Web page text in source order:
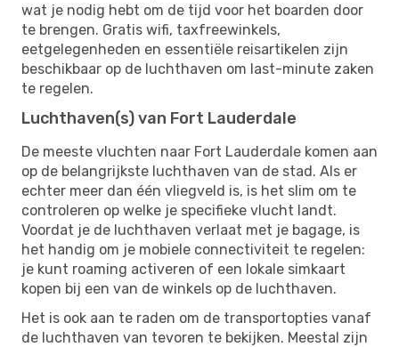
wat je nodig hebt om de tijd voor het boarden door
te brengen. Gratis wifi, taxfreewinkels,
eetgelegenheden en essentiële reisartikelen zijn
beschikbaar op de luchthaven om last-minute zaken
te regelen.
Luchthaven(s) van Fort Lauderdale
De meeste vluchten naar Fort Lauderdale komen aan
op de belangrijkste luchthaven van de stad. Als er
echter meer dan één vliegveld is, is het slim om te
controleren op welke je specifieke vlucht landt.
Voordat je de luchthaven verlaat met je bagage, is
het handig om je mobiele connectiviteit te regelen:
je kunt roaming activeren of een lokale simkaart
kopen bij een van de winkels op de luchthaven.
Het is ook aan te raden om de transportopties vanaf
de luchthaven van tevoren te bekijken. Meestal zijn